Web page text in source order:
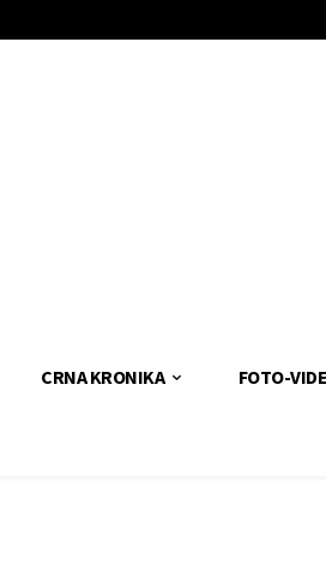
CRNA KRONIKA FOTO-